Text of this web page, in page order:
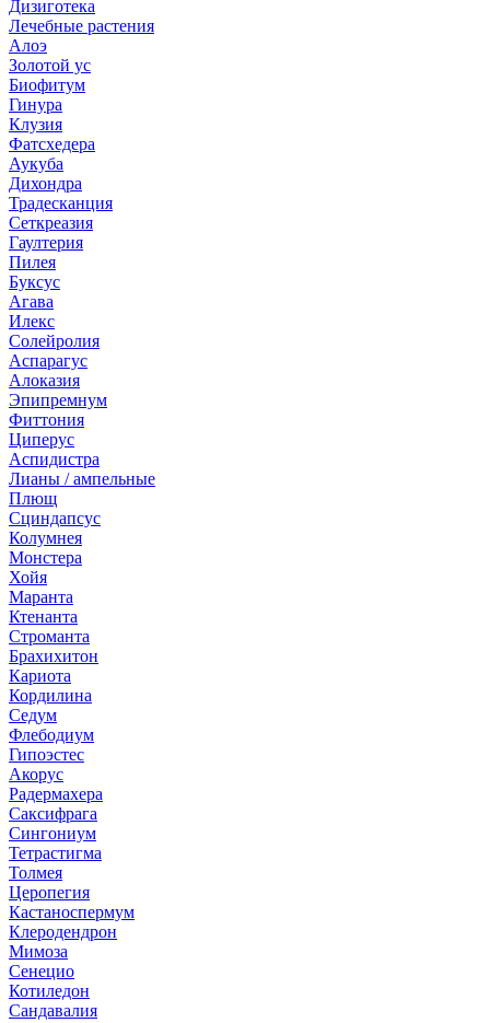
Дизиготека
Лечебные растения
Алоэ
Золотой ус
Биофитум
Гинура
Клузия
Фатсхедера
Аукуба
Дихондра
Традесканция
Сеткреазия
Гаултерия
Пилея
Буксус
Агава
Илекс
Солейролия
Аспарагус
Алоказия
Эпипремнум
Фиттония
Циперус
Аспидистра
Лианы / ампельные
Плющ
Сциндапсус
Колумнея
Монстера
Хойя
Маранта
Ктенанта
Строманта
Брахихитон
Кариота
Кордилина
Седум
Флебодиум
Гипоэстес
Акорус
Радермахера
Саксифрага
Сингониум
Тетрастигма
Толмея
Церопегия
Кастаноспермум
Клеродендрон
Мимоза
Сенецио
Котиледон
Сандавалия